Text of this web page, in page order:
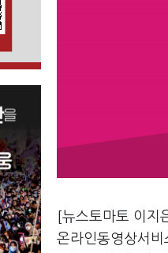
[뉴스토마토 이지
온라인동영상서